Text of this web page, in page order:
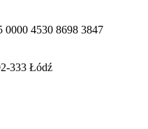
0000 4530 8698 3847
333 Łódź